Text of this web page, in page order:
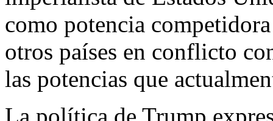
como potencia
otros países en conflicto
las potencias que